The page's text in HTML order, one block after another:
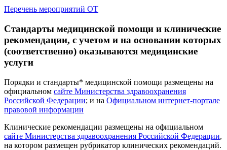
Перечень мероприятий ОТ
Стандарты медицинской помощи и клинические
рекомендации, с учетом и на основании которых
(соответственно) оказываются медицинские
услуги
Порядки и стандарты* медицинской помощи размещены на
официальном сайте Министерства здравоохранения
Российской Федерации; и на Официальном интернет-портале
правовой информации
Клинические рекомендации размещены на официальном
сайте Министерства здравоохранения Российской Федерации,
на котором размещен рубрикатор клинических рекомендаций.